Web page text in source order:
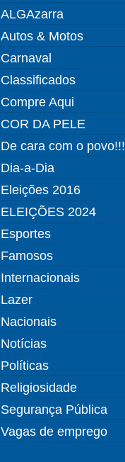
ALGAzarra
Autos & Motos
Carnaval
Classificados
Compre Aqui
COR DA PELE
De cara com o povo!!!
Dia-a-Dia
Eleições 2016
ELEIÇÕES 2024
Esportes
Famosos
Internacionais
Lazer
Nacionais
Notícias
Políticas
Religiosidade
Segurança Pública
Vagas de emprego